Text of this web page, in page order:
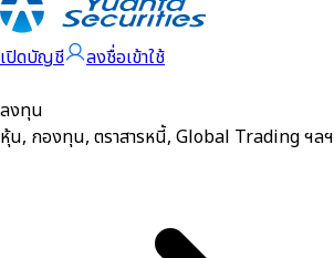
เปิดบัญชี ลงชื่อเข้าใช้
ลงทุน
หุ้น, กองทุน, ตราสารหนี้, Global Trading ฯลฯ